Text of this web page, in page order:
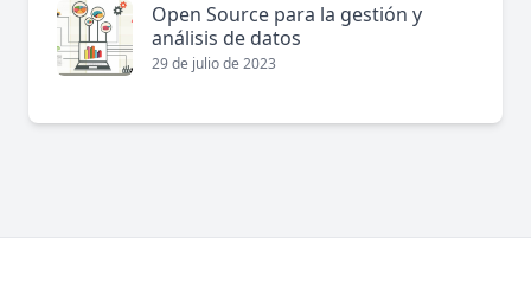
Open Source para la gestión y
análisis de datos
29 de julio de 2023